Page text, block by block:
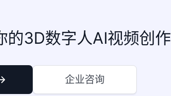
的3D数字人AI视频创作
企业咨询